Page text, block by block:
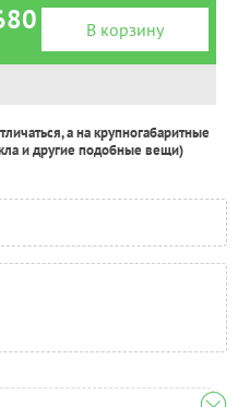
В корзину
а на крупногабаритные
и другие подобные вещи)